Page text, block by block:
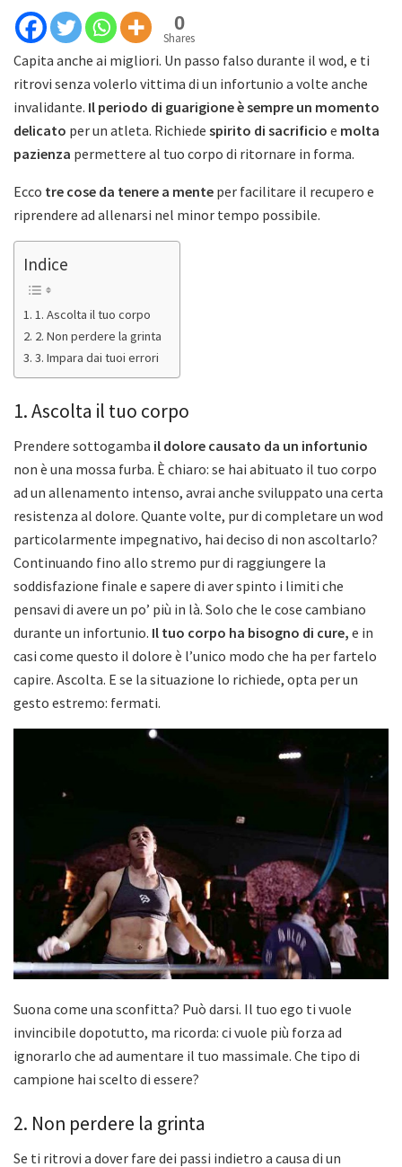
0
Shares
Capita anche ai migliori. Un passo falso durante il wod, e ti
ritrovi senza volerlo vittima di un infortunio a volte anche
invalidante. Il periodo di guarigione è sempre un momento
delicato per un atleta. Richiede spirito di sacrificio e molta
pazienza permettere al tuo corpo di ritornare in forma.
Ecco tre cose da tenere a mente per facilitare il recupero e
riprendere ad allenarsi nel minor tempo possibile.
Indice
1. Ascolta il tuo corpo
2. Non perdere la grinta
3. Impara dai tuoi errori
1. Ascolta il tuo corpo
Prendere sottogamba il dolore causato da un infortunio
non è una mossa furba. È chiaro: se hai abituato il tuo corpo
ad un allenamento intenso, avrai anche sviluppato una certa
resistenza al dolore. Quante volte, pur di completare un wod
particolarmente impegnativo, hai deciso di non ascoltarlo?
Continuando fino allo stremo pur di raggiungere la
soddisfazione finale e sapere di aver spinto i limiti che
pensavi di avere un po’ più in là. Solo che le cose cambiano
durante un infortunio. Il tuo corpo ha bisogno di cure, e in
casi come questo il dolore è l’unico modo che ha per fartelo
capire. Ascolta. E se la situazione lo richiede, opta per un
gesto estremo: fermati.
Suona come una sconfitta? Può darsi. Il tuo ego ti vuole
invincibile dopotutto, ma ricorda: ci vuole più forza ad
ignorarlo che ad aumentare il tuo massimale. Che tipo di
campione hai scelto di essere?
2. Non perdere la grinta
Se ti ritrovi a dover fare dei passi indietro a causa di un